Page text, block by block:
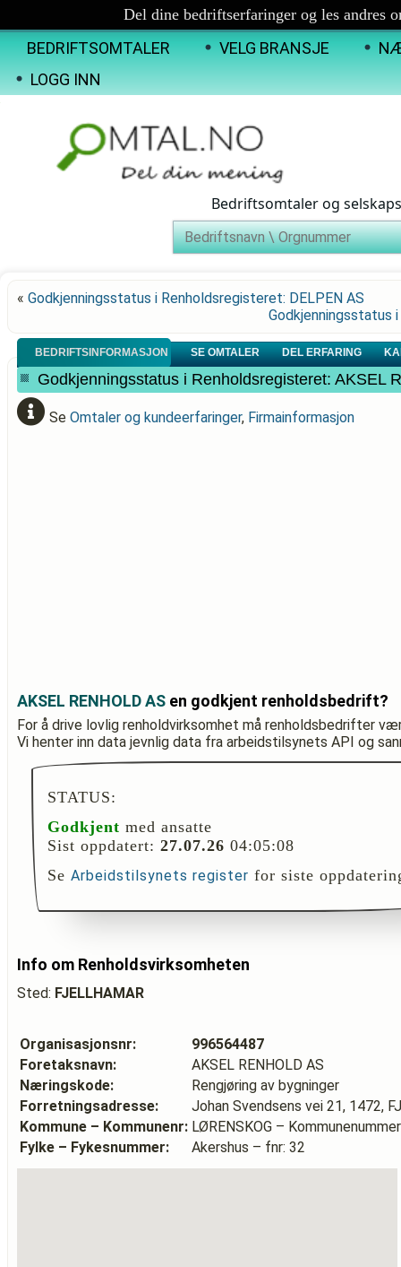
Del dine bedriftserfaringer og les andres
BEDRIFTSOMTALER VELG BRANSJE
LOGG INN
Bedriftsomtaler og
« Godkjenningsstatus i Renholdsregisteret: DELPEN AS
Godkjenningsstatus
BEDRIFTSINFORMASJON SE OMTALER DEL ERFARING
Godkjenningsstatus i Renholdsregisteret: AKSEL
Se Omtaler og kundeerfaringer, Firmainformasjon
AKSEL RENHOLD AS en godkjent renholdsbedrift?
For å drive lovlig renholdvirksomhet må renholdsbedrifter
Vi henter inn data jevnlig data fra arbeidstilsynets API og
STATUS:
Godkjent med ansatte
Sist oppdatert: 27.07.26 04:05:08
Se Arbeidstilsynets register for siste
Info om Renholdsvirksomheten
Sted: FJELLHAMAR
Organisasjonsnr:
996564487
Foretaksnavn:
AKSEL RENHOLD AS
Næringskode:
Rengjøring av bygninger
Forretningsadresse:
Johan Svendsens vei 21, 1472,
Kommune – Kommunenr: LØRENSKOG –
Fylke – Fykesnummer:
Akershus – fnr: 32